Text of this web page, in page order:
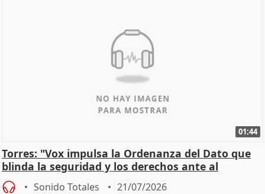
01:44
Torres: "Vox impulsa la Ordenanza del Dato que
blinda la seguridad y los derechos ante al
control"
Sonido Totales 21/07/2026